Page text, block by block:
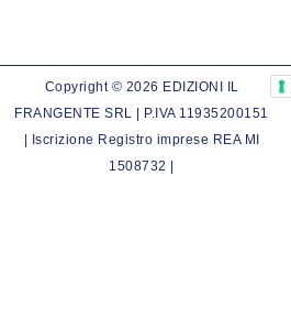
Copyright © 2026 EDIZIONI IL
FRANGENTE SRL | P.IVA 11935200151
| Iscrizione Registro imprese REA MI
1508732 |